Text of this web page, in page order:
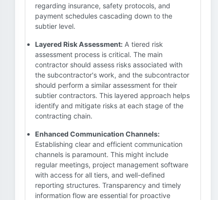
regarding insurance, safety protocols, and
payment schedules cascading down to the
subtier level.
Layered Risk Assessment: A tiered risk
assessment process is critical. The main
contractor should assess risks associated with
the subcontractor's work, and the subcontractor
should perform a similar assessment for their
subtier contractors. This layered approach helps
identify and mitigate risks at each stage of the
contracting chain.
Enhanced Communication Channels:
Establishing clear and efficient communication
channels is paramount. This might include
regular meetings, project management software
with access for all tiers, and well-defined
reporting structures. Transparency and timely
information flow are essential for proactive